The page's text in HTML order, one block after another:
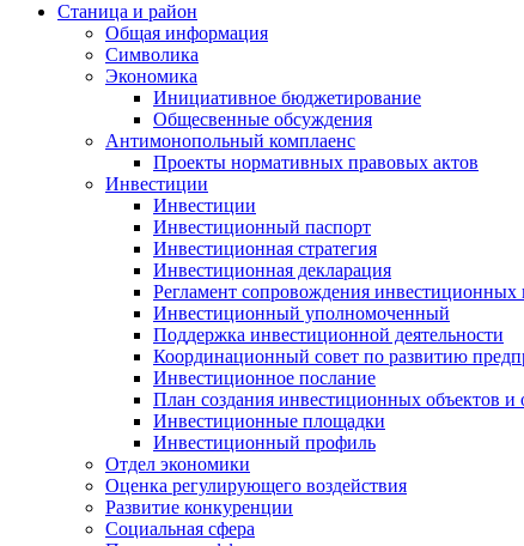
Станица и район
Общая информация
Символика
Экономика
Инициативное бюджетирование
Общесвенные обсуждения
Антимонопольный комплаенс
Проекты нормативных правовых актов
Инвестиции
Инвестиции
Инвестиционный паспорт
Инвестиционная стратегия
Инвестиционная декларация
Регламент сопровождения инвестиционных
Инвестиционный уполномоченный
Поддержка инвестиционной деятельности
Координационный совет по развитию
Инвестиционное послание
План создания инвестиционных объектов и
Инвестиционные площадки
Инвестиционный профиль
Отдел экономики
Оценка регулирующего воздействия
Развитие конкуренции
Социальная сфера